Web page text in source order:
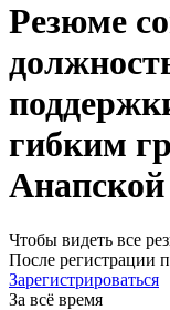
Резюме
гибким
Анапской
Чтобы видеть все
После регистрации
Зарегистрироваться
За всё время